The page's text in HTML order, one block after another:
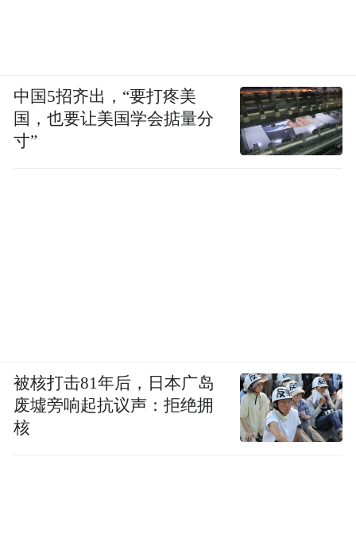
中国5招齐出，“要打疼美
国，也要让美国学会掂量分
寸”
被核打击81年后，日本广岛
废墟旁响起抗议声：拒绝拥
核